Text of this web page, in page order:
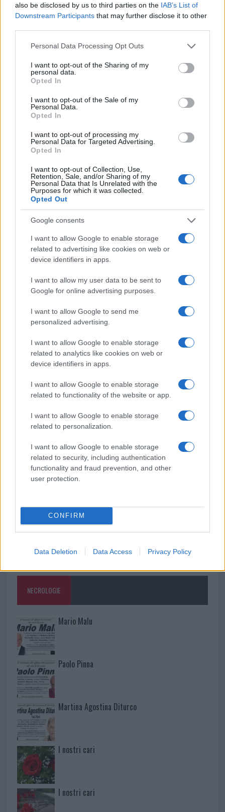
also be disclosed by us to third parties on the IAB’s List of
Downstream Participants that may further disclose it to other
Please note that this website/app uses one or more Google
not limited to your visit or usage behaviour. You may click to
grant or deny consent to Google and its third-party tags to
use your data for below specified purposes in below Google
consent section.
Personal Data Processing Opt Outs
I want to opt-out of the Sharing of my
personal data.
Opted In
I want to opt-out of the Sale of my
Personal Data.
Opted In
I want to opt-out of processing my
Personal Data for Targeted Advertising.
Opted In
I want to opt-out of Collection, Use,
Retention, Sale, and/or Sharing of my
Personal Data that Is Unrelated with the
Purposes for which it was collected.
Opted Out
Google consents
I want to allow Google to enable storage
related to advertising like cookies on web or
device identifiers in apps.
I want to allow my user data to be sent to
Google for online advertising purposes.
I want to allow Google to send me
personalized advertising.
I want to allow Google to enable storage
related to analytics like cookies on web or
device identifiers in apps.
I want to allow Google to enable storage
related to functionality of the website or app.
I want to allow Google to enable storage
related to personalization.
I want to allow Google to enable storage
related to security, including authentication
functionality and fraud prevention, and other
user protection.
CONFIRM
Data Deletion Data Access Privacy Policy
daGoogle News
Condividi l'articolo
F
a
ce
b
o
o
k
T
w
it
te
r
Pi
te
st
W
at
A
p
S
a
Sangue, musica e solidarietà con Avis Olbia al
Delta Center
Meteo Olbia 9 agosto, temperature in calo
Salmo finisce in ospedale a Catania, ma il tour
va avanti: “Sicilia, ci sono”
Jovanotti, Gabry Ponte e Alfa: Olbia ombelico del
Giorgia Meloni a La Maddalena, la vicesindaco:
“Orgoglio e discrezione per visita privata̶…
A fuoco un deposito con bombole, intervento dei
vigili del fuoco a Rudalza
NECROLOGIE
Mario Malu
Paolo Pinna
Martina Agostina Diturco
I nostri cari
I nostri cari